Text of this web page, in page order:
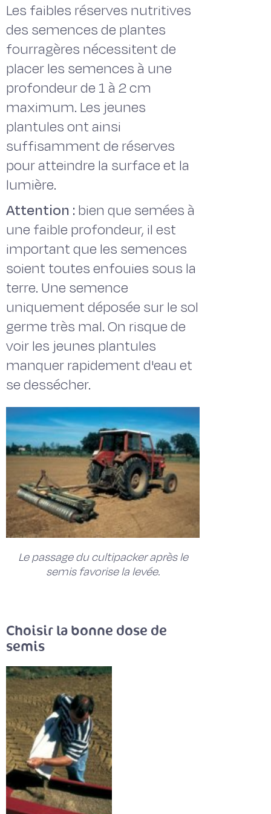
Les faibles réserves nutritives
des semences de plantes
fourragères nécessitent de
placer les semences à une
profondeur de 1 à 2 cm
maximum. Les jeunes
plantules ont ainsi
suffisamment de réserves
pour atteindre la surface et la
lumière.
Attention :bien que semées à
une faible profondeur, il est
important que les semences
soient toutes enfouies sous la
terre. Une semence
uniquement déposée sur le sol
germe très mal. On risque de
voir les jeunes plantules
manquer rapidement d'eau et
se dessécher.
Le passage du cultipacker après le
semis favorise la levée.
Choisir la bonne dose de
semis